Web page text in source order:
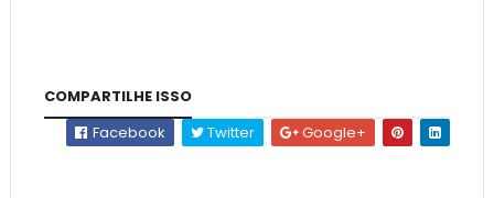
COMPARTILHE ISSO
Facebook
Twitter Google+